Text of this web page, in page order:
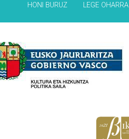
HONI BURUZ LEGE OHARRA